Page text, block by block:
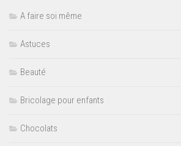
A faire soi même
Astuces
Beauté
Bricolage pour enfants
Chocolats